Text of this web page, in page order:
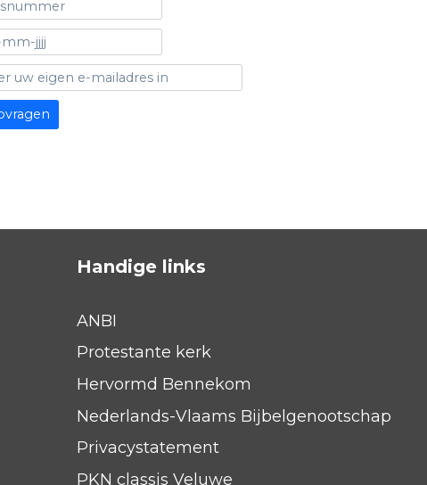
Handige links
ANBI
Protestante kerk
Hervormd Bennekom
Nederlands-Vlaams Bijbelgenootschap
Privacystatement
PKN classis Veluwe